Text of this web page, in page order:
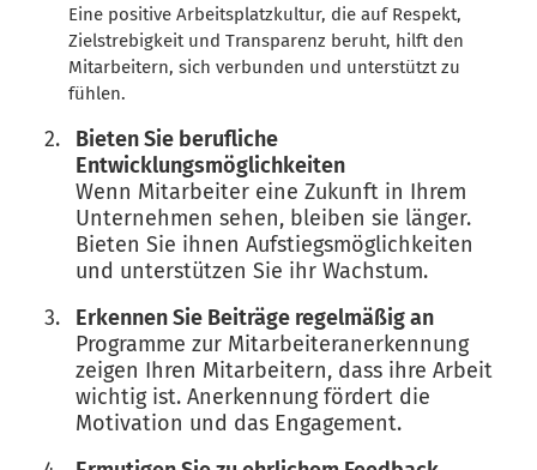
Eine positive Arbeitsplatzkultur, die auf Respekt,
Zielstrebigkeit und Transparenz beruht, hilft den
Mitarbeitern, sich verbunden und unterstützt zu
fühlen.
Bieten Sie berufliche
Entwicklungsmöglichkeiten
Wenn Mitarbeiter eine Zukunft in Ihrem
Unternehmen sehen, bleiben sie länger.
Bieten Sie ihnen Aufstiegsmöglichkeiten
und unterstützen Sie ihr Wachstum.
Erkennen Sie Beiträge regelmäßig an
Programme zur Mitarbeiteranerkennung
zeigen Ihren Mitarbeitern, dass ihre Arbeit
wichtig ist. Anerkennung fördert die
Motivation und das Engagement.